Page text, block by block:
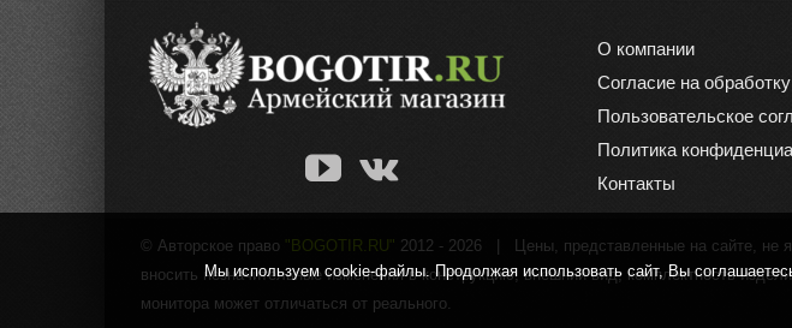
О компании
Согласие на
Пользовательское
Политика
Контакты
© Авторское право "BOGOTIR.RU" 2012 - 2026 | Цены, представленные на сайте, не
вносить незначительные изменения в конструкцию, внешний вид, комплектность
монитора может отличаться от реального.
Мы используем cookie-файлы. Продолжая использовать сайт, Вы